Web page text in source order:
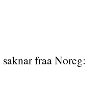
fraa Noreg: